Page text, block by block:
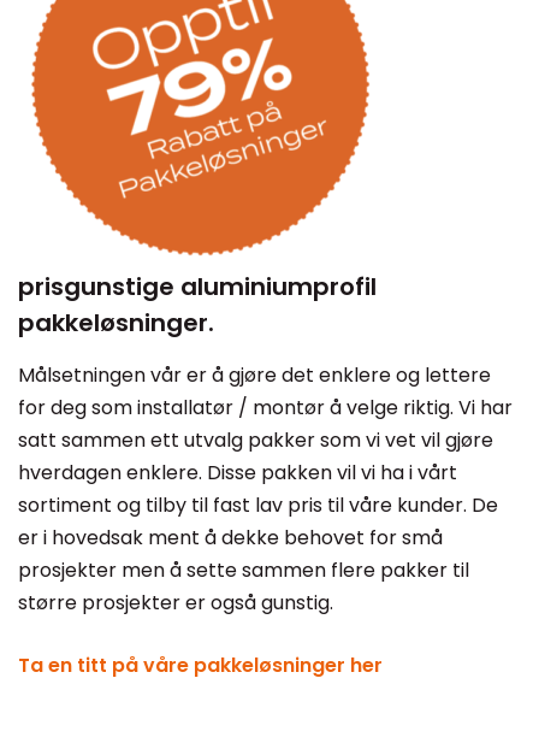
prisgunstige aluminiumprofil
pakkeløsninger.
Målsetningen vår er å gjøre det enklere og lettere
for deg som installatør / montør å velge riktig. Vi har
satt sammen ett utvalg pakker som vi vet vil gjøre
hverdagen enklere. Disse pakken vil vi ha i vårt
sortiment og tilby til fast lav pris til våre kunder. De
er i hovedsak ment å dekke behovet for små
prosjekter men å sette sammen flere pakker til
større prosjekter er også gunstig.
Ta en titt på våre pakkeløsninger her